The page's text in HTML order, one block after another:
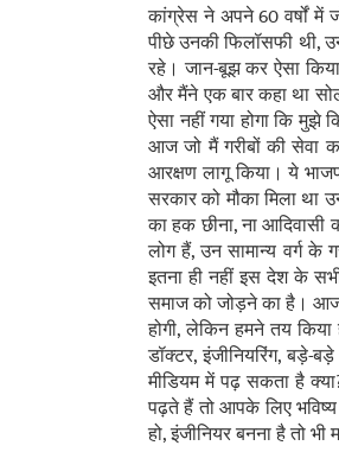
कांग्रेस ने अपने 60 वर्षों में
पीछे उनकीफिलॉसफीथी,
रहे। जान-बूझ कर ऐसा
और मैंने एक बार कहा था
ऐसा नहीं गया होगा कि
आज जो मैं गरीबों की सेवा
आरक्षण लागू किया। ये
सरकार को मौका मिला था
का हक छीना, ना आदिवासी
लोग हैं, उन सामान्य वर्ग
इतना ही नहीं इस देश के
समाज को जोड़ने का है। आज
होगी, लेकिन हमने तय किया
डॉक्टर,इंजीनियरिंग,बड़े-बड़े
मीडियम में पढ़ सकता है
पढ़ते हैं तो आपके लिए
हो, इंजीनियर बनना है तो